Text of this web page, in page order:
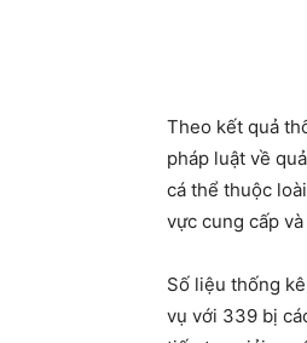
Theo kết quả
pháp luật về
cá thể thuộc
vực cung cấp
Số liệu thống
vụ với 339 bị